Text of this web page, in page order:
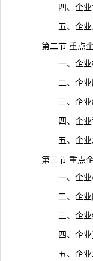
四、企业竞
五、企业发
第二节 重点企
一、企业
二、企业膜
三、企业经
四、企业竞
五、企业发
第三节 重点企
一、企业
二、企业膜
三、企业经
四、企业竞
五、企业发